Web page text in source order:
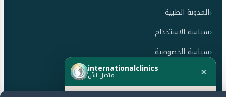
internationalclinics
متصل الآن ×
المدونة الطبية
سياسة الاستخدام
سياسة الخصوصية
سياسة الإلغاء والاسترداد